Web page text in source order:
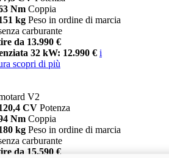
Nm Coppia
kg Peso in ordine di marcia
carburante
da 13.990 €
32 kW: 12.990 € i
scopri di più
V2
CV Potenza
Nm Coppia
kg Peso in ordine di marcia
carburante
da 15.590 €